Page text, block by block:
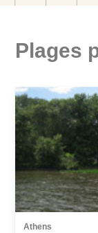
Plages
Athens